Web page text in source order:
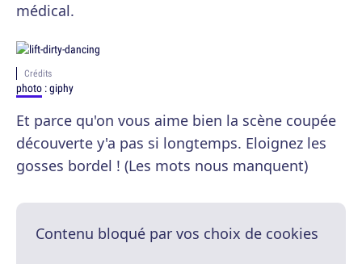
médical.
Crédits
photo : giphy
Et parce qu'on vous aime bien la scène coupée
découverte y'a pas si longtemps. Eloignez les
gosses bordel ! (Les mots nous manquent)
Contenu bloqué par vos choix de cookies